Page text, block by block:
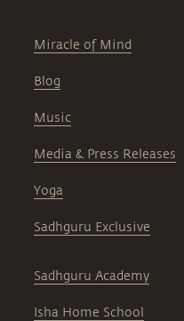
Miracle of Mind
Blog
Music
Media & Press Releases
Yoga
Sadhguru Exclusive
Sadhguru Academy
Isha Home School